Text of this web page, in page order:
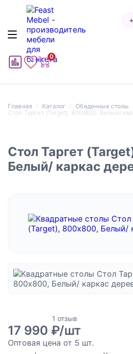
1 1
0
Главная Каталог Обеденные столы
Стол Таргет (Target), 800х800, Белый/
Стол Таргет
Белый/ каркас
Таргет
(Target),
1 отзыв
17 990 ₽/шт
Оптовая цена от 5 шт.
Написать отзыв
условиях и для целей,
сбора персональных данных, а
Отправить
Двум людям комфортно, четверым
Хороший вариант, когда нужен